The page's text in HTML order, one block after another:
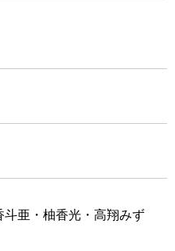
亜・柚香光・高翔みず